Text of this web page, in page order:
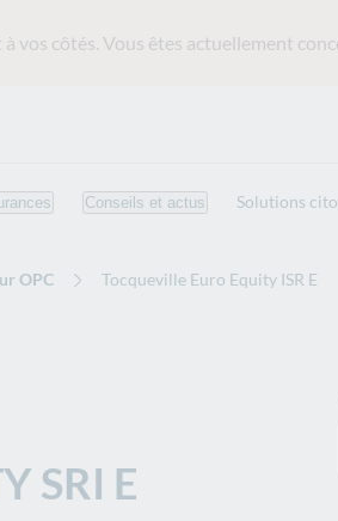
à vos côtés. Vous êtes actuellement
Conseils et actus Solutions
OPC Tocqueville Euro Equity ISR E
SRI E